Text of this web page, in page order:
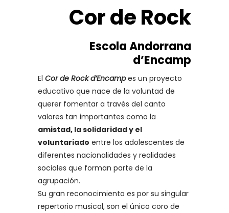
Cor de Rock
Escola Andorrana
d’Encamp
El Cor de Rock d’Encampes un proyecto
educativo que nace de la voluntad de
querer fomentar a través del canto
valores tan importantes como la
amistad, la solidaridad y el
voluntariado entre los adolescentes de
diferentes nacionalidades y realidades
sociales que forman parte de la
agrupación.
Su gran reconocimiento es por su singular
repertorio musical, son el único coro de